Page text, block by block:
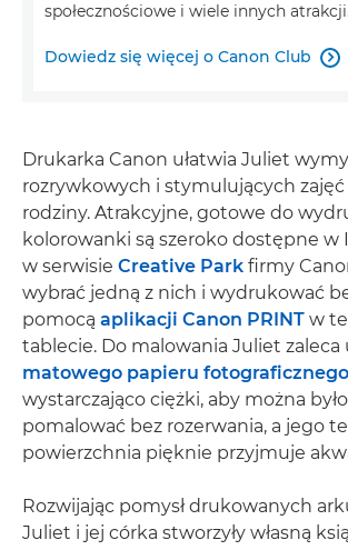
społecznościowe i wiele innych atrakcji.
Dowiedz się więcej o Canon Club 
Drukarka Canon ułatwia Juliet
rozrywkowych i stymulujących zajęć
rodziny. Atrakcyjne, gotowe do
kolorowanki są szeroko dostępne w
w serwisie Creative Park firmy
wybrać jedną z nich i wydrukować
pomocą aplikacji Canon PRINT w
tablecie. Do malowania Juliet zaleca
matowego papieru fotograficznego
wystarczająco ciężki, aby można
pomalować bez rozerwania, a jego
powierzchnia pięknie przyjmuje
Rozwijając pomysł drukowanych
Juliet i jej córka stworzyły własną